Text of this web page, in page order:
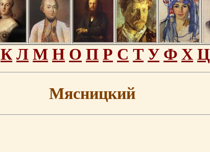
К Л М Н О П Р С Т У Ф Х Ц
Мясницкий